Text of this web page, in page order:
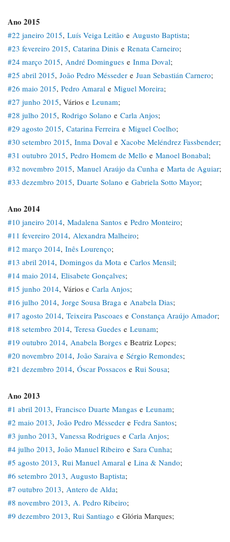
Ano 2015
#22 janeiro 2015, Luís Veiga Leitão e Augusto Baptista;
#23 fevereiro 2015, Catarina Dinis e Renata Carneiro;
#24 março 2015, André Domingues e Inma Doval;
#25 abril 2015, João Pedro Mésseder e Juan Sebastián Carnero;
#26 maio 2015, Pedro Amaral e Miguel Moreira;
#27 junho 2015, Vários e Leunam;
#28 julho 2015, Rodrigo Solano e Carla Anjos;
#29 agosto 2015, Catarina Ferreira e Miguel Coelho;
#30 setembro 2015, Inma Doval e Xacobe Meléndrez Fassbender;
#31 outubro 2015, Pedro Homem de Mello e Manoel Bonabal;
#32 novembro 2015, Manuel Araújo da Cunha e Marta de Aguiar;
#33 dezembro 2015, Duarte Solano e Gabriela Sotto Mayor;
Ano 2014
#10 janeiro 2014, Madalena Santos e Pedro Monteiro;
#11 fevereiro 2014, Alexandra Malheiro;
#12 março 2014, Inês Lourenço;
#13 abril 2014, Domingos da Mota e Carlos Mensil;
#14 maio 2014, Elisabete Gonçalves;
#15 junho 2014, Vários e Carla Anjos;
#16 julho 2014, Jorge Sousa Braga e Anabela Dias;
#17 agosto 2014, Teixeira Pascoaes e Constança Araújo Amador;
#18 setembro 2014, Teresa Guedes e Leunam;
#19 outubro 2014, Anabela Borges e Beatriz Lopes;
#20 novembro 2014, João Saraiva e Sérgio Remondes;
#21 dezembro 2014, Óscar Possacos e Rui Sousa;
Ano 2013
#1 abril 2013, Francisco Duarte Mangas e Leunam;
#2 maio 2013, João Pedro Mésseder e Fedra Santos;
#3 junho 2013, Vanessa Rodrigues e Carla Anjos;
#4 julho 2013, João Manuel Ribeiro e Sara Cunha;
#5 agosto 2013, Rui Manuel Amaral e Lina & Nando;
#6 setembro 2013, Augusto Baptista;
#7 outubro 2013, Antero de Alda;
#8 novembro 2013, A. Pedro Ribeiro;
#9 dezembro 2013, Rui Santiago e Glória Marques;